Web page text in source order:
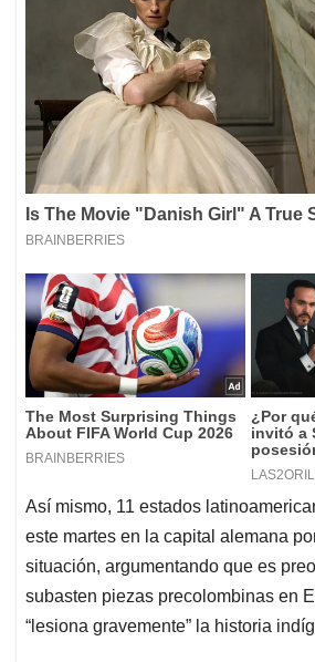
Así mismo, 11 estados
este martes en la capital alemana
situación, argumentando que es
subasten piezas precolombinas en
“lesiona gravemente” la historia